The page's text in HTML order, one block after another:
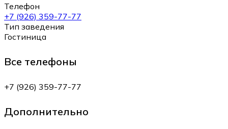
Телефон
+7 (926) 359-77-77
Тип заведения
Гостиница
Все телефоны
+7 (926) 359-77-77
Дополнительно